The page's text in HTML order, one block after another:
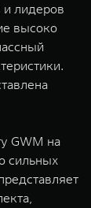
WEY 05
Эстетика
от 5 699
и лидеров
высоко
GWM на
сильных